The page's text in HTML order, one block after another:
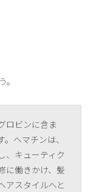
ロビンに含ま
ヘマチンは、
、キューティク
に働きかけ、髪
アスタイルへと